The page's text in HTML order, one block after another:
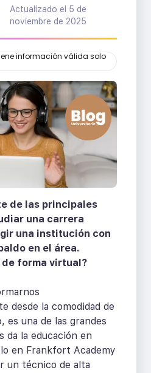
Actualizado el 5 de
noviembre de 2025
información válida solo
de las principales
una carrera
una institución con
en el área.
de forma virtual?
desde la comodidad de
es una de las grandes
da la educación en
en Frankfort Academy
un técnico de alta